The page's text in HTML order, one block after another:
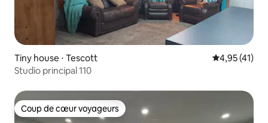
Tiny house ⋅ Tescott Évaluation
4,95 (41)
Studio principal 110
Coup de cœur voyageurs
Coup de cœur voyageurs